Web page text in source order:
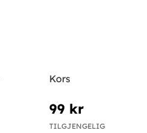
Kors
99 kr
TILGJENGELIG